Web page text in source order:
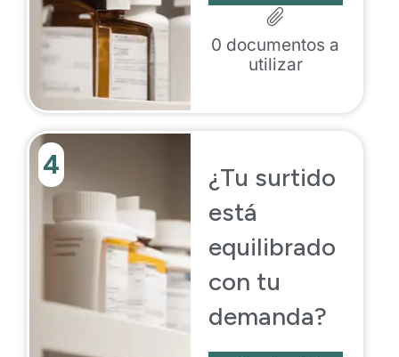
0 documentos a
utilizar
4
¿Tu surtido
está
equilibrado
con tu
demanda?